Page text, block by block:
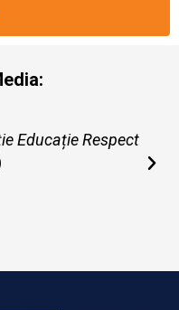
Educație Respect